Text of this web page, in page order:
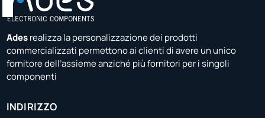
Adesrealizza la personalizzazione dei prodotti
commercializzati permettono ai clienti di avere un unico
fornitore dell’assieme anziché più fornitori per i singoli
componenti
INDIRIZZO